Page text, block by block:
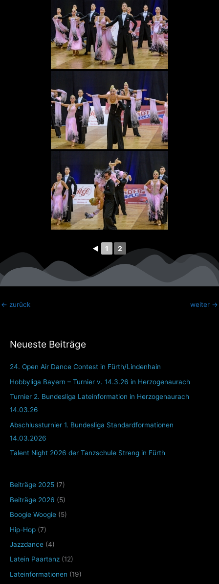
Neueste Beiträge
24. Open Air Dance Contest in Fürth/Lindenhain
Hobbyliga Bayern – Turnier v. 14.3.26 in Herzogenaurach
Turnier 2. Bundesliga Lateinformation in Herzogenaurach
14.03.26
Abschlussturnier 1. Bundesliga Standardformationen
14.03.2026
Talent Night 2026 der Tanzschule Streng in Fürth
Beiträge 2025 (7)
Beiträge 2026 (5)
Boogie Woogie (5)
Hip-Hop (7)
Jazzdance (4)
Latein Paartanz (12)
Lateinformationen (19)
◄ 1 2
← zurück weiter →